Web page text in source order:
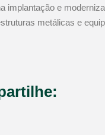
implantação e
metálicas e